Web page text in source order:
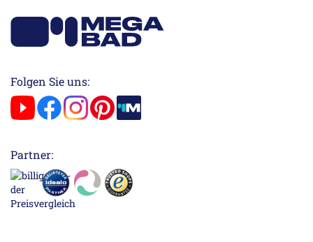
Folgen Sie uns:
Partner: